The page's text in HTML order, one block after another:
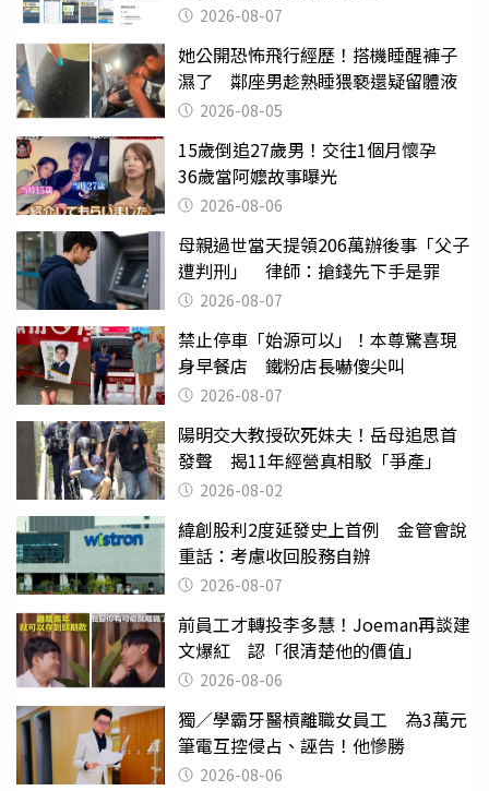
2026-08-07
她公開恐怖飛行經歷！搭機睡醒褲子
濕了 鄰座男趁熟睡猥褻還疑留體液
2026-08-05
15歲倒追27歲男！交往1個月懷孕
36歲當阿嬤故事曝光
2026-08-06
母親過世當天提領206萬辦後事「父子
遭判刑」 律師：搶錢先下手是罪
2026-08-07
禁止停車「始源可以」！本尊驚喜現
身早餐店 鐵粉店長嚇傻尖叫
2026-08-07
陽明交大教授砍死妹夫！岳母追思首
發聲 揭11年經營真相駁「爭產」
2026-08-02
緯創股利2度延發史上首例 金管會說
重話：考慮收回股務自辦
2026-08-07
前員工才轉投李多慧！Joeman再談建
文爆紅 認「很清楚他的價值」
2026-08-06
獨／學霸牙醫槓離職女員工 為3萬元
筆電互控侵占、誣告！他慘勝
2026-08-06